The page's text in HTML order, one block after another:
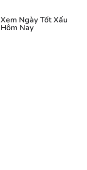
Xem Ngày Tốt Xấu
Hôm Nay